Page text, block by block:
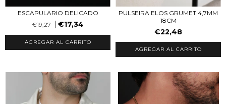
ESCAPULARIO DELICADO
€19,27
€17,34
AGREGAR AL CARRITO
PULSEIRA ELOS GRUMET 4,7MM
18CM
€22,48
AGREGAR AL CARRITO